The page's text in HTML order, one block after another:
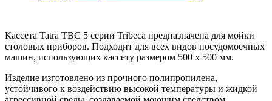
Кассета Tatra TBC 5 серии Tribeca предназначена для мойки
столовых приборов. Подходит для всех видов посудомоечных
машин, использующих кассету размером 500 х 500 мм.
Изделие изготовлено из прочного полипропилена,
устойчивого к воздействию высокой температуры и жидкой